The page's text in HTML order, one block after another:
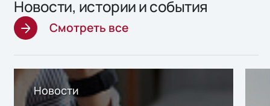
Новости, истории и события
Смотреть все
Новости